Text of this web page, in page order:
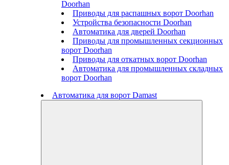
Doorhan
Приводы для распашных ворот Doorhan
Устройства безопасности Doorhan
Автоматика для дверей Doorhan
Приводы для промышленных секционных
ворот Doorhan
Приводы для откатных ворот Doorhan
Автоматика для промышленных складных
ворот Doorhan
Автоматика для ворот Damast